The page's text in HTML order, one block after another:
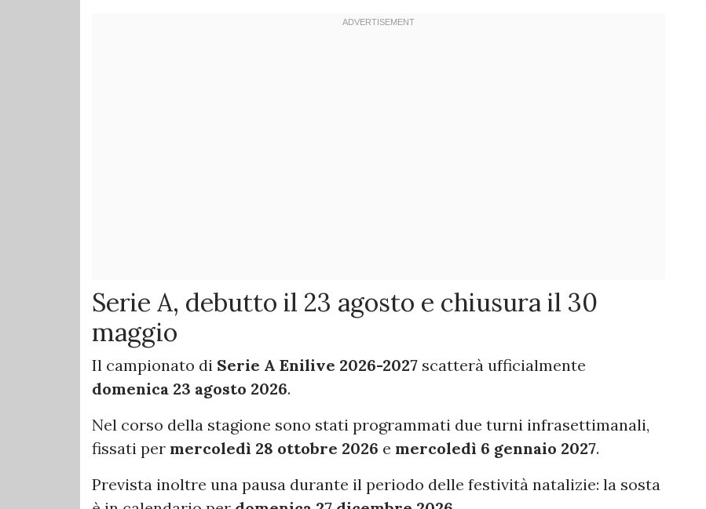
Serie A, debutto il 23 agosto e chiusura il 30
maggio
Il campionato di Serie A Enilive 2026-2027 scatterà ufficialmente
domenica 23 agosto 2026.
Nel corso della stagione sono stati programmati due turni infrasettimanali,
fissati per mercoledì 28 ottobre 2026 e mercoledì 6 gennaio 2027.
Prevista inoltre una pausa durante il periodo delle festività natalizie: la sosta